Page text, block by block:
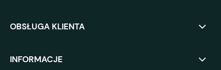
OBSŁUGA KLIENTA
INFORMACJE